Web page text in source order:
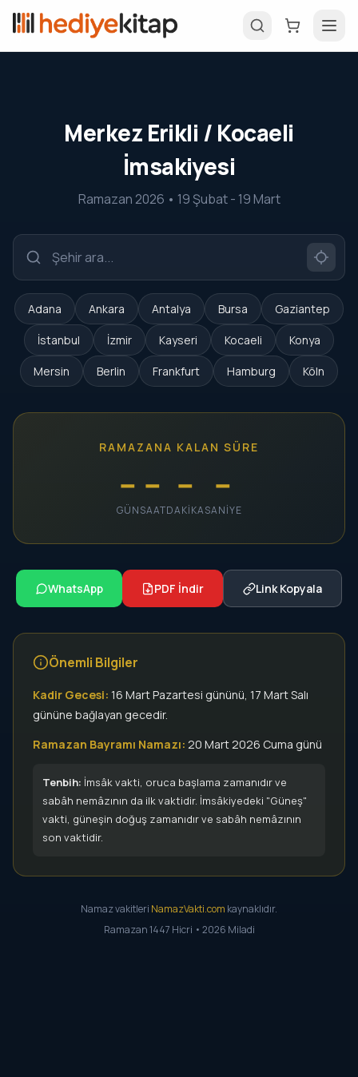
Merkez Erikli / Kocaeli
İmsakiyesi
Ramazan 2026 • 19 Şubat - 19 Mart
Adana Ankara Antalya Bursa Gaziantep
İstanbul İzmir Kayseri Kocaeli Konya
Mersin Berlin Frankfurt Hamburg Köln
RAMAZANA KALAN SÜRE
--
GÜN
--
SAAT
--
DAKIKA
--
SANIYE
WhatsApp PDF İndir Link Kopyala
Önemli Bilgiler
Kadir Gecesi: 16 Mart Pazartesi gününü, 17 Mart Salı
gününe bağlayan gecedir.
Ramazan Bayramı Namazı: 20 Mart 2026 Cuma günü
Tenbih: İmsâk vakti, oruca başlama zamanıdır ve
sabâh nemâzının da ilk vaktidir. İmsâkiyedeki "Güneş"
vakti, güneşin doğuş zamanıdır ve sabâh nemâzının
son vaktidir.
Namaz vakitleri NamazVakti.com kaynaklıdır.
Ramazan 1447 Hicri • 2026 Miladi